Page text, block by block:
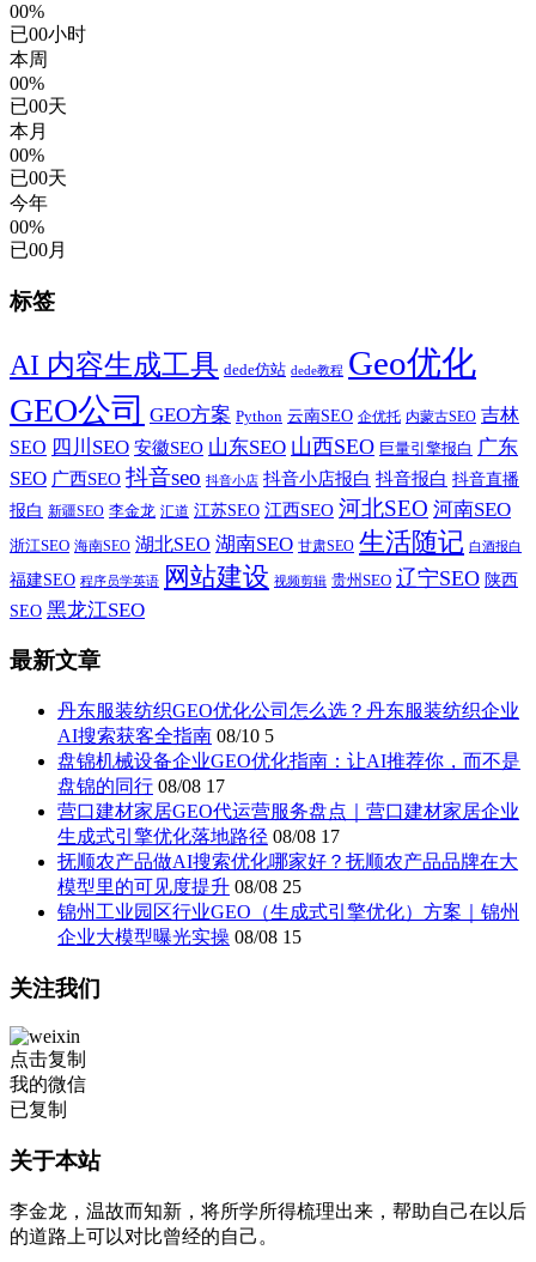
00%
已00小时
本周
00%
已00天
本月
00%
已00天
今年
00%
已00月
标签
AI 内容生成工具 dede仿站 dede教程 Geo优化
GEO公司 GEO方案 Python 云南SEO 企优托 内蒙古SEO 吉林
SEO 四川SEO 安徽SEO 山东SEO 山西SEO 巨量引擎报白 广东
SEO 广西SEO 抖音seo 抖音小店 抖音小店报白 抖音报白 抖音直播
报白 新疆SEO 李金龙 汇道 江苏SEO 江西SEO 河北SEO 河南SEO
浙江SEO 海南SEO 湖北SEO 湖南SEO 甘肃SEO 生活随记 白酒报白
福建SEO 程序员学英语 网站建设 视频剪辑 贵州SEO 辽宁SEO 陕西
SEO 黑龙江SEO
最新文章
丹东服装纺织GEO优化公司怎么选？丹东服装纺织企业
AI搜索获客全指南 08/10 5
盘锦机械设备企业GEO优化指南：让AI推荐你，而不是
盘锦的同行 08/08 17
营口建材家居GEO代运营服务盘点｜营口建材家居企业
生成式引擎优化落地路径 08/08 17
抚顺农产品做AI搜索优化哪家好？抚顺农产品品牌在大
模型里的可见度提升 08/08 25
锦州工业园区行业GEO（生成式引擎优化）方案｜锦州
企业大模型曝光实操 08/08 15
关注我们
点击复制
我的微信
已复制
关于本站
李金龙，温故而知新，将所学所得梳理出来，帮助自己在以后
的道路上可以对比曾经的自己。